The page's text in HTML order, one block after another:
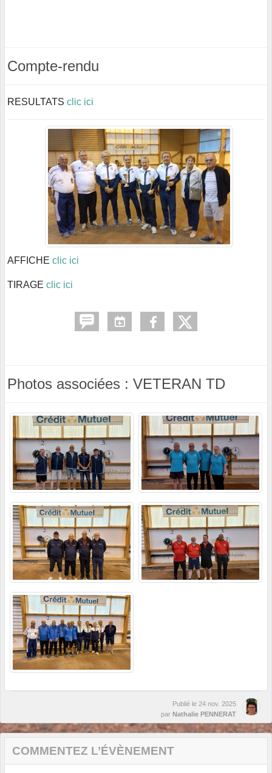
Compte-rendu
RESULTATS clic ici
AFFICHE clic ici
TIRAGE clic ici
Photos associées : VETERAN TD
Publié le 24 nov. 2025
par Nathalie PENNERAT
COMMENTEZ L’ÉVÈNEMENT